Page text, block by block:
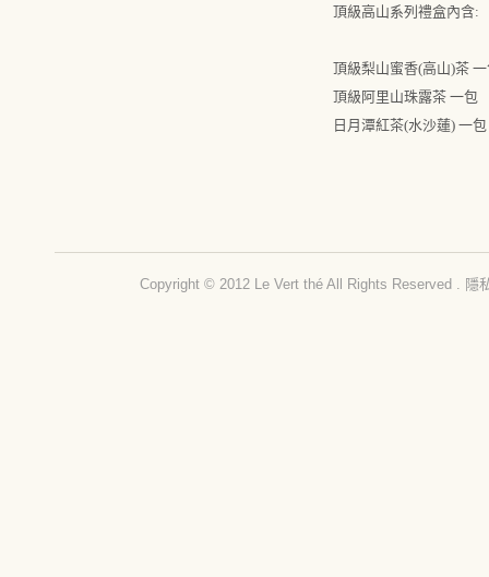
頂級高山系列禮盒內含:
頂級梨山蜜香(高山)茶
頂級阿里山珠露茶 一包
日月潭紅茶(水沙蓮) 一包
Copyright © 2012 Le Vert thé All Rights Reserved . 隱